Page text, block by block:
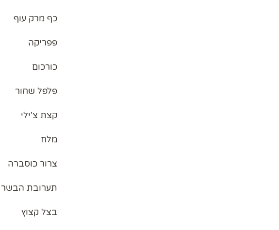
כף מרק עוף
פפריקה
כורכום
פלפל שחור
קצת צ'ילי
מלח
צרור כוסברה
תערובת
בצל קצוץ